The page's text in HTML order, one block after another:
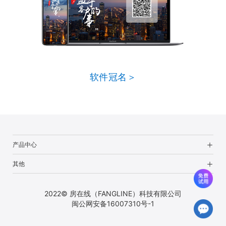
软件冠名＞
产品中心
其他
2022© 房在线（FANGLINE）科技有限公司
闽公网安备16007310号-1